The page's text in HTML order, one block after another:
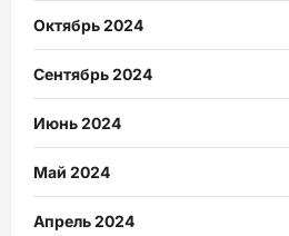
Октябрь 2024
Сентябрь 2024
Июнь 2024
Май 2024
Апрель 2024